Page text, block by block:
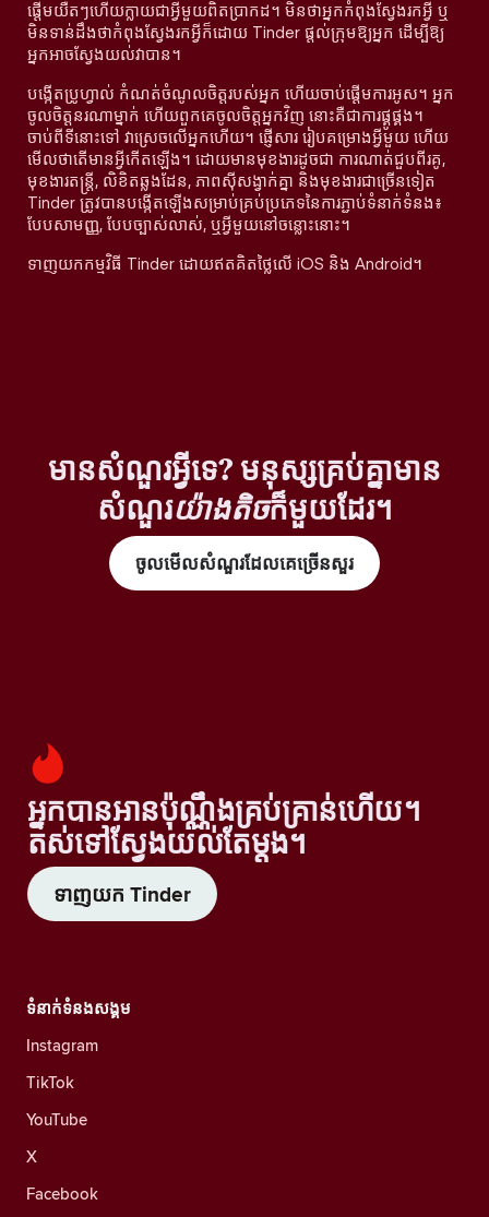
ផ្តើមយឺតៗហើយក្លាយជាអ្វីមួយពិតប្រាកដ។ មិនថាអ្នកកំពុងស្វែងរកអ្វី ឬ
មិនទាន់ដឹងថាកំពុងស្វែងរកអ្វីក៏ដោយ Tinder ផ្តល់ក្រុមឱ្យអ្នក ដើម្បីឱ្យ
អ្នកអាចស្វែងយល់វាបាន។
បង្កើតប្រូហ្វាល់ កំណត់ចំណូលចិត្តរបស់អ្នក ហើយចាប់ផ្តើមការអូស។ អ្នក
ចូលចិត្តនរណាម្នាក់ ហើយពួកគេចូលចិត្តអ្នកវិញ នោះគឺជាការផ្គូផ្គង។
ចាប់ពីទីនោះទៅ វាស្រេចលើអ្នកហើយ។ ផ្ញើសារ រៀបគម្រោងអ្វីមួយ ហើយ
មើលថាតើមានអ្វីកើតឡើង។ ដោយមានមុខងារដូចជា ការណាត់ជួបពីរគូ,
មុខងារតន្រ្តី, លិខិតឆ្លងដែន, ភាពស៊ីសង្វាក់គ្នា និងមុខងារជាច្រើនទៀត
Tinder ត្រូវបានបង្កើតឡើងសម្រាប់គ្រប់ប្រភេទនៃការភ្ជាប់ទំនាក់ទំនង៖
បែបសាមញ្ញ, បែបច្បាស់លាស់, ឬអ្វីមួយនៅចន្លោះនោះ។
ទាញយកកម្មវិធី Tinder ដោយឥតគិតថ្លៃលើ iOS និង Android។
មានសំណួរអ្វីទេ? មនុស្សគ្រប់គ្នាមាន
សំណួរយ៉ាងតិចក៏មួយដែរ។
ចូលមើលសំណួរដែលគេច្រើនសួរ
អ្នកបានអានប៉ុណ្ណឹងគ្រប់គ្រាន់ហើយ។
តស់ទៅស្វែងយល់តែម្តង។
ទាញយក Tinder
ទំនាក់ទំនងសង្គម
Instagram
TikTok
YouTube
X
Facebook